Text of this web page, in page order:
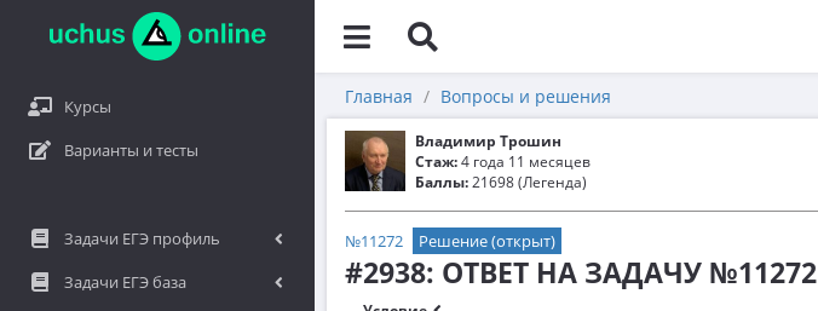
Курсы
Варианты и тесты
Задачи ЕГЭ профиль
Задачи ЕГЭ база
Главная Вопросы и решения
Владимир Трошин
Стаж:4 года 11 месяцев
Баллы:21698 (Легенда)
№11272 Решение (открыт)
#2938: ОТВЕТ НА ЗАДАЧУ №11272